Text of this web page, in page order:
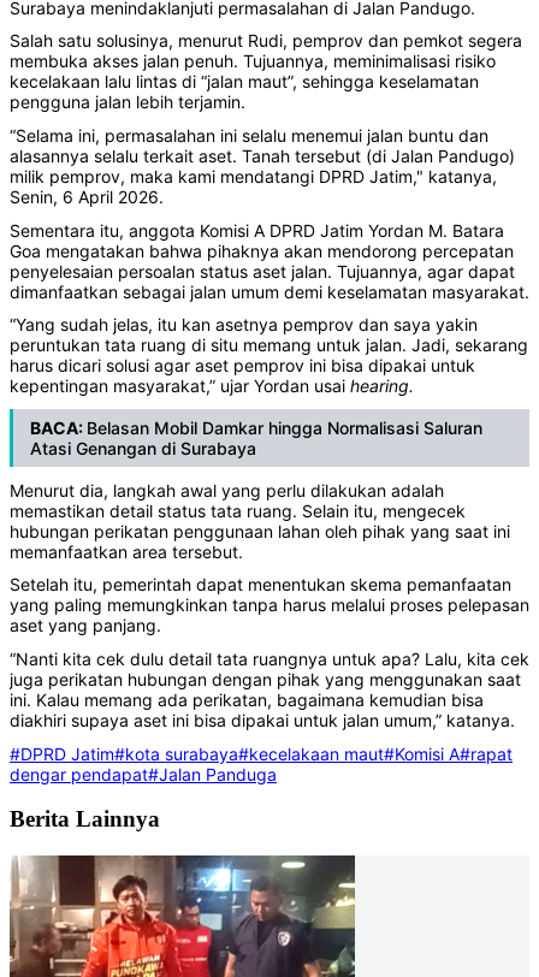
Surabaya menindaklanjuti permasalahan di Jalan Pandugo.
Salah satu solusinya, menurut Rudi, pemprov dan pemkot segera
membuka akses jalan penuh. Tujuannya, meminimalisasi risiko
kecelakaan lalu lintas di “jalan maut”, sehingga keselamatan
pengguna jalan lebih terjamin.
“Selama ini, permasalahan ini selalu menemui jalan buntu dan
alasannya selalu terkait aset. Tanah tersebut (di Jalan Pandugo)
milik pemprov, maka kami mendatangi DPRD Jatim," katanya,
Senin, 6 April 2026.
Sementara itu, anggota Komisi A DPRD Jatim Yordan M. Batara
Goa mengatakan bahwa pihaknya akan mendorong percepatan
penyelesaian persoalan status aset jalan. Tujuannya, agar dapat
dimanfaatkan sebagai jalan umum demi keselamatan masyarakat.
“Yang sudah jelas, itu kan asetnya pemprov dan saya yakin
peruntukan tata ruang di situ memang untuk jalan. Jadi, sekarang
harus dicari solusi agar aset pemprov ini bisa dipakai untuk
kepentingan masyarakat,” ujar Yordan usai hearing.
BACA: Belasan Mobil Damkar hingga Normalisasi Saluran
Atasi Genangan di Surabaya
Menurut dia, langkah awal yang perlu dilakukan adalah
memastikan detail status tata ruang. Selain itu, mengecek
hubungan perikatan penggunaan lahan oleh pihak yang saat ini
memanfaatkan area tersebut.
Setelah itu, pemerintah dapat menentukan skema pemanfaatan
yang paling memungkinkan tanpa harus melalui proses pelepasan
aset yang panjang.
“Nanti kita cek dulu detail tata ruangnya untuk apa? Lalu, kita cek
juga perikatan hubungan dengan pihak yang menggunakan saat
ini. Kalau memang ada perikatan, bagaimana kemudian bisa
diakhiri supaya aset ini bisa dipakai untuk jalan umum,” katanya.
#DPRD Jatim#kota surabaya#kecelakaan maut#Komisi A#rapat
dengar pendapat#Jalan Panduga
Berita Lainnya